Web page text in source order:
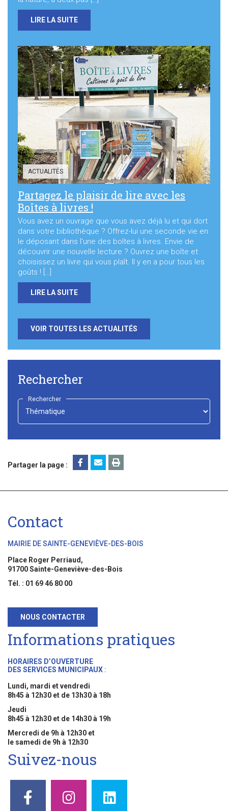
LIRE LA SUITE
ACTUALITÉS
Partagez le plaisir de lire avec les
Boîtes à livres !
Vous avez un ouvrage que vous avez déjà lu et qui dort
dans votre bibliothèque ? Offrez-lui une seconde vie en
le déposant dans l’une des boîtes à livres. Envie de
découvrir une nouvelle lecture ? Ouvrez une boîte et
choisissez un livre qui vous plaît. Il y en a pour tous les
goûts ! […]
LIRE LA SUITE
VOIR TOUTES LES ACTUALITÉS
Rechercher
Rechercher
Choisir
Partager la page :
Contact
MAIRIE DE SAINTE-GENEVIÈVE-DES-BOIS
Place Roger Perriaud,
91700 Sainte-Geneviève-des-Bois
Tél. : 01 69 46 80 00
NOUS CONTACTER
Informations pratiques
HORAIRES D’OUVERTURE
DES SERVICES MUNICIPAUX :
Lundi, mardi et vendredi
8h45 à 12h30 et de 13h30 à 18h
Jeudi
8h45 à 12h30 et de 14h30 à 19h
Mercredi de 9h à 12h30 et
le samedi de 9h à 12h30
Suivez-nous